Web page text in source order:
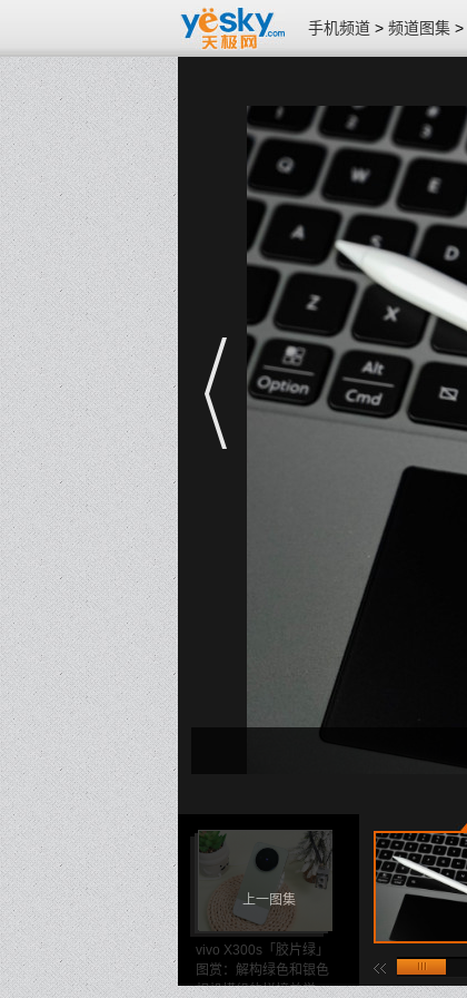
手机频道 > 频道图集 >
vivo X300s「胶片绿」
图赏：解构绿色和银色
相机模组的拼接美学
上一图集